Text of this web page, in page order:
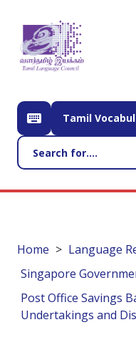
Tamil
Home Language
Singapore
Post Office Savings
Undertakings and